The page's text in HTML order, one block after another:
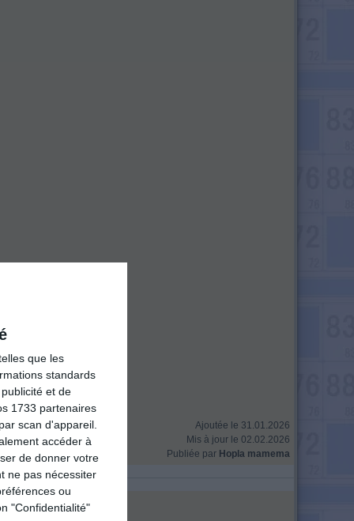
que les
standards
et de
1733 partenaires
scan d'appareil.
accéder à
de donner votre
ne pas nécessiter
ou
"Confidentialité"
Ajoutée le 31.01.2026
Mis à jour le 02.02.2026
Publiée par Hopla mamema